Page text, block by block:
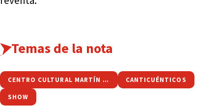
Temas de la nota
CENTRO CULTURAL MARTÍN FIERRO CANTICUÉNTICOS
SHOW